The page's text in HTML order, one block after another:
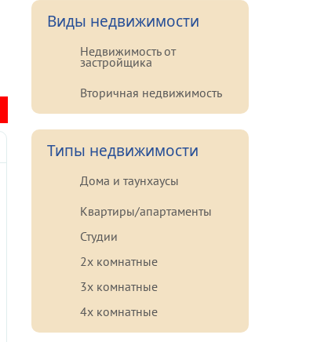
Виды недвижимости
Недвижимость от
застройщика
Вторичная недвижимость
Типы недвижимости
Дома и таунхаусы
Квартиры/апартаменты
Студии
2х комнатные
3х комнатные
4х комнатные